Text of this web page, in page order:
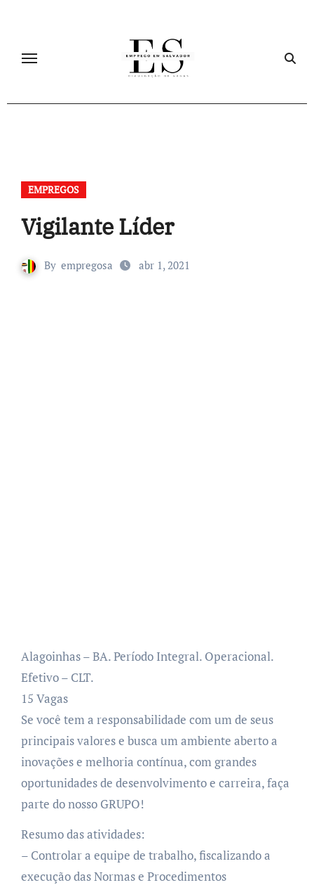
EMPREGOS
Vigilante Líder
By empregosa abr 1, 2021
Alagoinhas – BA. Período Integral. Operacional.
Efetivo – CLT.
15 Vagas
Se você tem a responsabilidade com um de seus
principais valores e busca um ambiente aberto a
inovações e melhoria contínua, com grandes
oportunidades de desenvolvimento e carreira, faça
parte do nosso GRUPO!
Resumo das atividades:
– Controlar a equipe de trabalho, fiscalizando a
execução das Normas e Procedimentos